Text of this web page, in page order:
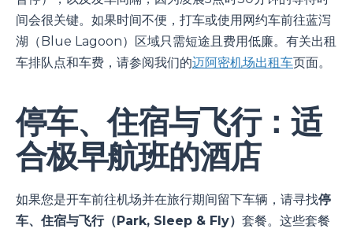
间会很关键。如果时间不便，打车或使用网约车前往蓝泻
湖（Blue Lagoon）区域只需短途且费用低廉。有关出租
车排队点和车费，请参阅我们的迈阿密机场出租车页面。
停车、住宿与飞行：适
合极早航班的酒店
如果您是开车前往机场并在旅行期间留下车辆，请寻找停
车、住宿与飞行（Park, Sleep & Fly） 套餐。这些套餐